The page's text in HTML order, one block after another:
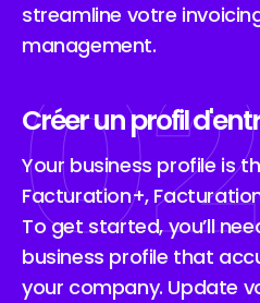
streamline votre
management.
02
Créer un profil
Your business profile is
Facturation+,
To get started, you’ll
business profile that
your company. Update